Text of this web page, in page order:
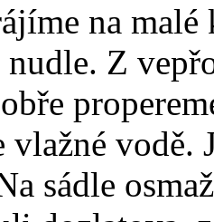
na malé
nudle. Z
vlažné vodě.
sádle